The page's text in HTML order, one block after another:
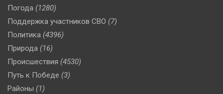
Погода (1280)
Поддержка участников СВО (7)
Политика (4396)
Природа (16)
Происшествия (4530)
Путь к Победе (3)
Районы (1)